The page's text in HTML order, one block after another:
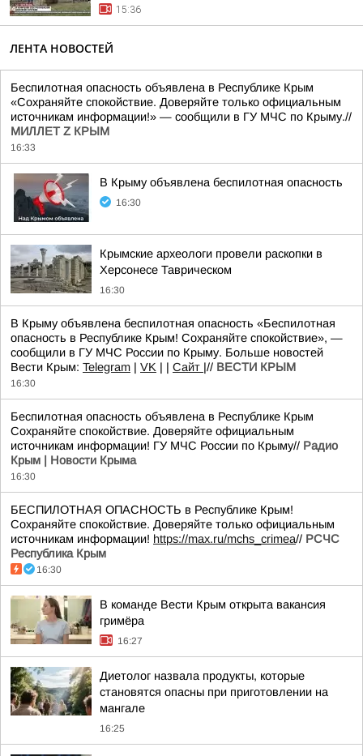
15:36
ЛЕНТА НОВОСТЕЙ
Беспилотная опасность объявлена в Республике Крым
«Сохраняйте спокойствие. Доверяйте только официальным
источникам информации!» — сообщили в ГУ МЧС по Крыму.//
МИЛЛЕТ Z КРЫМ
16:33
В Крыму объявлена беспилотная опасность
16:30
Крымские археологи провели раскопки в
Херсонесе Таврическом
16:30
В Крыму объявлена беспилотная опасность «Беспилотная
опасность в Республике Крым! Сохраняйте спокойствие», —
сообщили в ГУ МЧС России по Крыму. Больше новостей
Вести Крым: Telegram | VK | | Сайт |// ВЕСТИ КРЫМ
16:30
Беспилотная опасность объявлена в Республике Крым
Сохраняйте спокойствие. Доверяйте официальным
источникам информации! ГУ МЧС России по Крыму// Радио
Крым | Новости Крыма
16:30
БЕСПИЛОТНАЯ ОПАСНОСТЬ в Республике Крым!
Сохраняйте спокойствие. Доверяйте только официальным
источникам информации! https://max.ru/mchs_crimea// РСЧС
Республика Крым
16:30
В команде Вести Крым открыта вакансия
гримёра
16:27
Диетолог назвала продукты, которые
становятся опасны при приготовлении на
мангале
16:25